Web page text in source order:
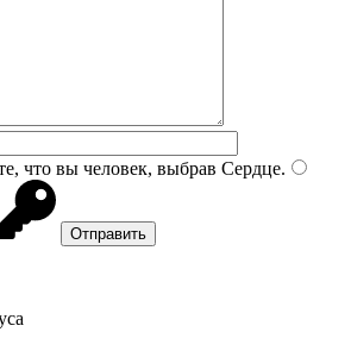
что вы человек, выбрав Сердце.